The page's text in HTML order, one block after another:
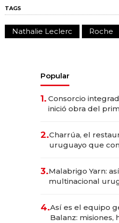
TAGS
Nathalie Leclerc Roche
Popular
1. Consorcio
inició obra del
millones
2.Charrúa, el
uruguayo que
anticipación y
3.Malabrigo Yarn:
multinacional
4.Así es el equipo
Balanz: misiones,